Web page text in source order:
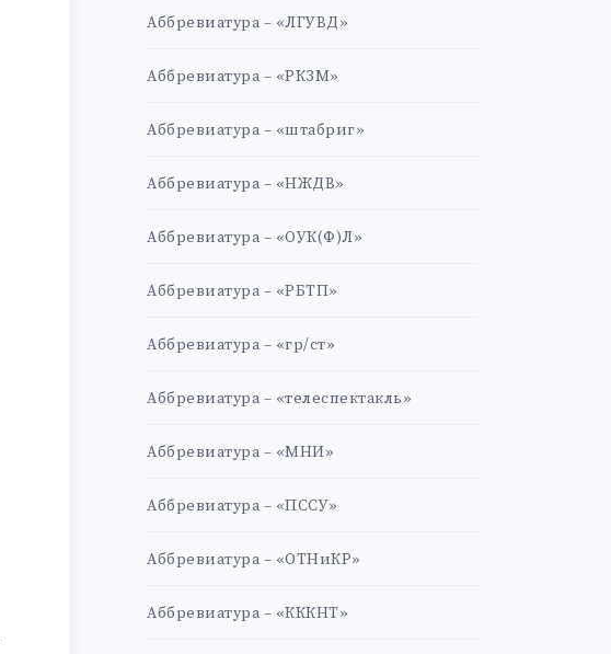
Аббревиатура – «ЛГУВД»
Аббревиатура – «РКЗМ»
Аббревиатура – «штабриг»
Аббревиатура – «НЖДВ»
Аббревиатура – «ОУК(Ф)Л»
Аббревиатура – «РБТП»
Аббревиатура – «гр/ст»
Аббревиатура – «телеспектакль»
Аббревиатура – «МНИ»
Аббревиатура – «ПССУ»
Аббревиатура – «ОТНиКР»
Аббревиатура – «КККНТ»